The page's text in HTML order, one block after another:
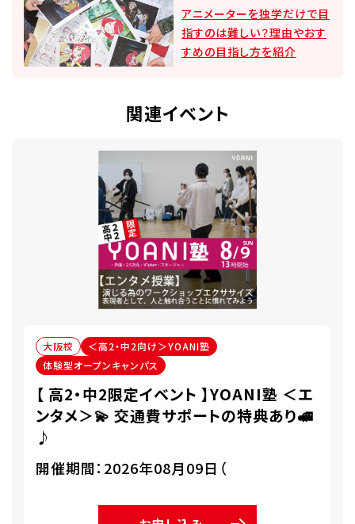
アニメーターを独学だけで目
指すのは難しい？理由やおす
すめの目指し方を紹介
関連イベント
大阪校
＜高2・中2向け＞YOANI塾
体験型オープンキャンパス
【 高2・中2限定イベント 】YOANI塾 ＜エ
ンタメ＞💫 交通費サポートの特典あり🚅
♪
開催期間：2026年08月09日（